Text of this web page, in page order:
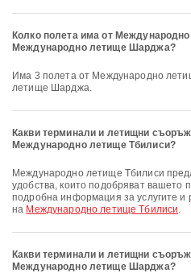
Колко полета има от
Международно летище Шарджа?
Има 3 полета от Международно летище Тбилиси до Международно
летище Шарджа.
Какви терминали и летищни
Международно летище Тбилиси?
Международно летище Тбилиси предлага Такси и много други
удобства, които подобряват вашето
подробна информация за услугите
на Международно летище Тбилиси.
Какви терминали и летищни
Международно летище Шарджа?